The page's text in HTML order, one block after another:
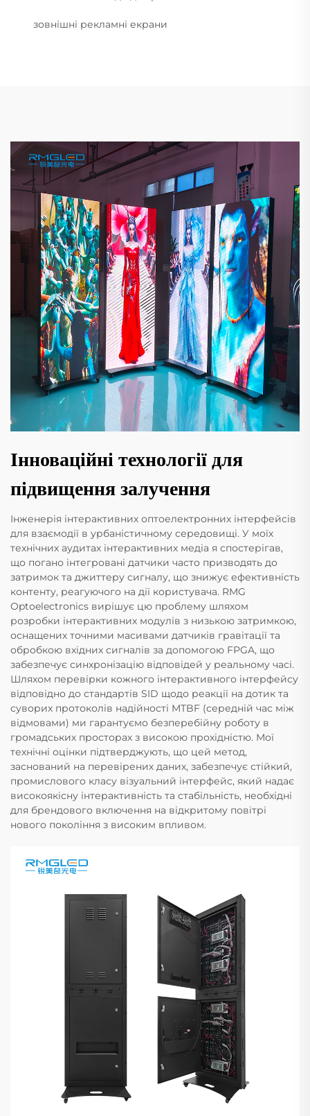
зовнішні рекламні екрани
Інноваційні технології для
підвищення залучення
Інженерія інтерактивних оптоелектронних інтерфейсів
для взаємодії в урбаністичному середовищі. У моїх
технічних аудитах інтерактивних медіа я спостерігав,
що погано інтегровані датчики часто призводять до
затримок та джиттеру сигналу, що знижує ефективність
контенту, реагуючого на дії користувача. RMG
Optoelectronics вирішує цю проблему шляхом
розробки інтерактивних модулів з низькою затримкою,
оснащених точними масивами датчиків гравітації та
обробкою вхідних сигналів за допомогою FPGA, що
забезпечує синхронізацію відповідей у реальному часі.
Шляхом перевірки кожного інтерактивного інтерфейсу
відповідно до стандартів SID щодо реакції на дотик та
суворих протоколів надійності MTBF (середній час між
відмовами) ми гарантуємо безперебійну роботу в
громадських просторах з високою прохідністю. Мої
технічні оцінки підтверджують, що цей метод,
заснований на перевірених даних, забезпечує стійкий,
промислового класу візуальний інтерфейс, який надає
високоякісну інтерактивність та стабільність, необхідні
для брендового включення на відкритому повітрі
нового покоління з високим впливом.